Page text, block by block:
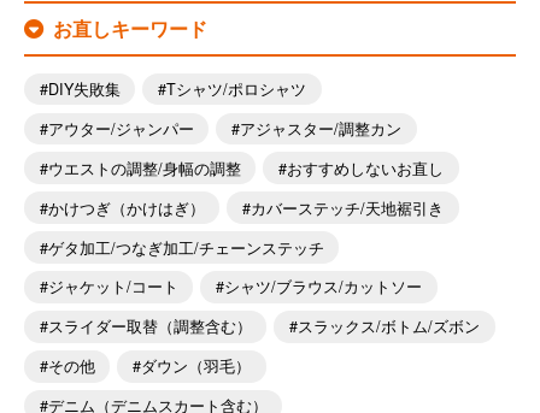
お直しキーワード
DIY失敗集
Tシャツ/ポロシャツ
アウター/ジャンパー
アジャスター/調整カン
ウエストの調整/身幅の調整
おすすめしないお直し
かけつぎ（かけはぎ）
カバーステッチ/天地裾引き
ゲタ加工/つなぎ加工/チェーンステッチ
ジャケット/コート
シャツ/ブラウス/カットソー
スライダー取替（調整含む）
スラックス/ボトム/ズボン
その他
ダウン（羽毛）
デニム（デニムスカート含む）